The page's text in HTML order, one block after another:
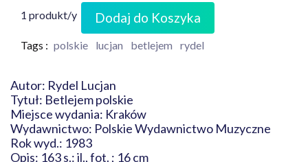
1 produkt/y Dodaj do Koszyka
Tags : polskie lucjan betlejem rydel
Autor: Rydel Lucjan
Tytuł: Betlejem polskie
Miejsce wydania: Kraków
Wydawnictwo: Polskie Wydawnictwo Muzyczne
Rok wyd.: 1983
Opis: 163 s.: il., fot. ; 16 cm